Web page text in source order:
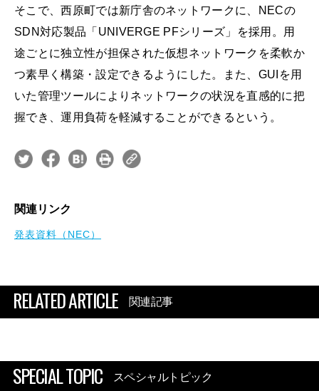
そこで、西原町では新庁舎のネットワークに、NECの
SDN対応製品「UNIVERGE PFシリーズ」を採用。用
途ごとに独立性が担保された仮想ネットワークを柔軟か
つ素早く構築・設定できるようにした。また、GUIを用
いた管理ツールによりネットワークの状況を直感的に把
握でき、運用負荷を軽減することができるという。
関連リンク
発表資料（NEC）
RELATED ARTICLE 関連記事
SPECIAL TOPIC スペシャルトピック